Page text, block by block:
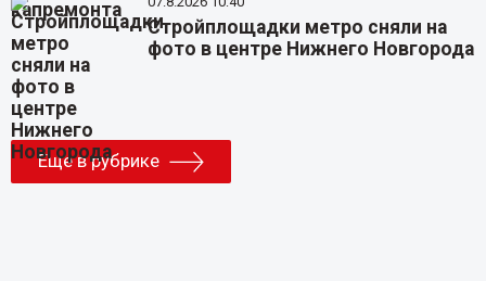
Стройплощадки метро сняли на
фото в центре Нижнего Новгорода
Еще в рубрике